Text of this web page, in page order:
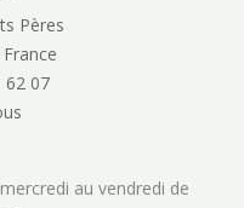
Pères
62 07
au vendredi de